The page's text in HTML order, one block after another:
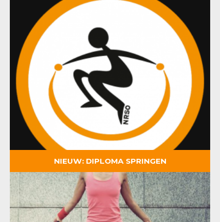
NIEUW: DIPLOMA SPRINGEN